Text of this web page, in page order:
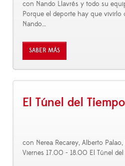
con Nando Llavrés y todo su
Porque el deporte hay que vivirlo
Nando…
SABER MÁS
El Túnel del Tiempo
con Nerea Recarey, Alberto
Viernes 17.00 - 18.00 El Túnel